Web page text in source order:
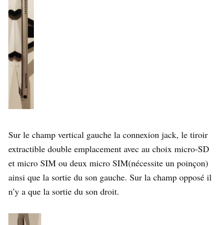
Sur le champ vertical gauche la connexion jack, le tiroir
extractible double emplacement avec au choix micro-SD
et micro SIM ou deux micro SIM(nécessite un poinçon)
ainsi que la sortie du son gauche. Sur la champ opposé il
n’y a que la sortie du son droit.